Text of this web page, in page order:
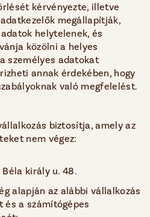
kérvényezte, illetve
megállapítják,
helytelenek, és
közölni a helyes
személyes adatokat
annak érdekében, hogy
való megfelelést.
biztosítja, amely az
nem végez:
Béla király u. 48.
alapján az alábbi vállalkozás
és a számítógépes